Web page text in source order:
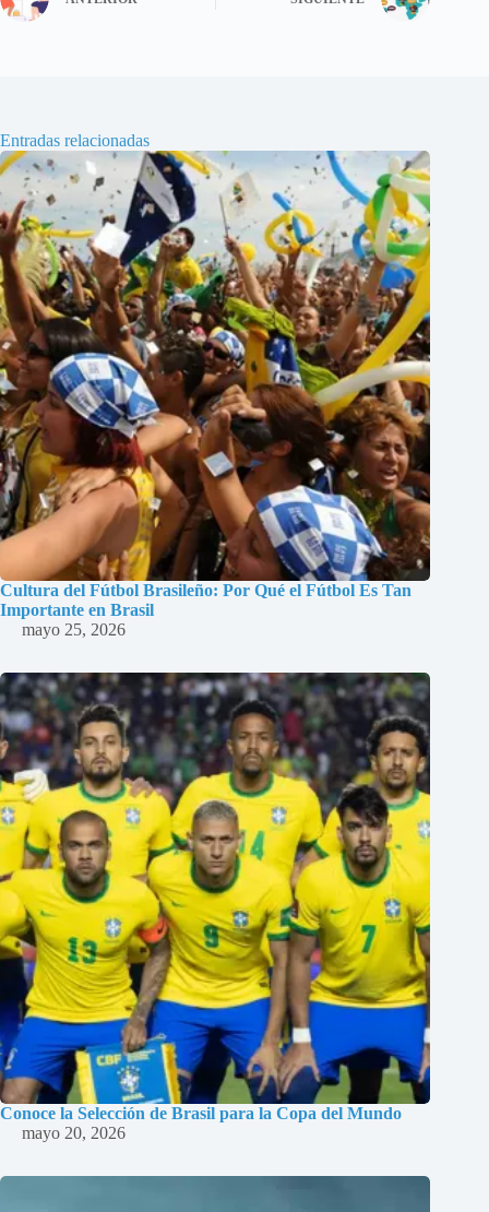
Entradas relacionadas
Cultura del Fútbol Brasileño: Por Qué el Fútbol Es Tan
Importante en Brasil
mayo 25, 2026
Conoce la Selección de Brasil para la Copa del Mundo
mayo 20, 2026